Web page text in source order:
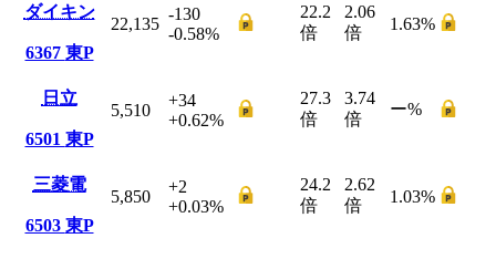
ダイキン
6367 東P
22,135
-130
-0.58%
22.2
倍
2.06
倍
1.63%
日立
6501 東P
5,510
+34
+0.62%
27.3
倍
3.74
倍
ー%
三菱電
6503 東P
5,850
+2
+0.03%
24.2
倍
2.62
倍
1.03%